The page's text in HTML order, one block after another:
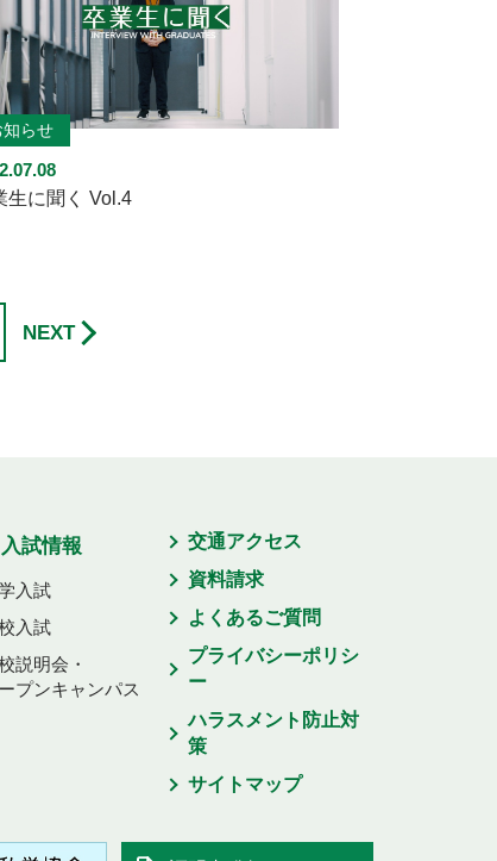
知らせ
生に聞く Vol.4
NEXT
入試情報
入試
入試
説明会・
プンキャンパス
交通アクセス
資料請求
よくあるご質問
プライバシーポリシ
ー
ハラスメント防止対
策
サイトマップ